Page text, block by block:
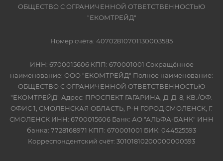
ОБЩЕСТВО С ОГРАНИЧЕННОЙ ОТВЕТСТВЕННОСТЬЮ
"ЕКОМТРЕЙД"
Номер счёта: 40702810701130003585
ИНН: 6700015606 КПП: 670001001 Сокращённое
наименование: ООО "ЕКОМТРЕЙД" Полное наименование:
ОБЩЕСТВО С ОГРАНИЧЕННОЙ ОТВЕТСТВЕННОСТЬЮ
"ЕКОМТРЕЙД" Адрес: ПРОСПЕКТ ГАГАРИНА, Д. Д. 8, КВ./ОФ.
ОФИС 1, СМОЛЕНСКАЯ ОБЛАСТЬ, Р-Н ГОРОД СМОЛЕНСК, Г.
СМОЛЕНСК ИНН: 6700015606 Банк: АО "АЛЬФА-БАНК" ИНН
банка: 7728168971 КПП: 670001001 БИК: 044525593
Корреспондентский счёт: 30101810200000000593